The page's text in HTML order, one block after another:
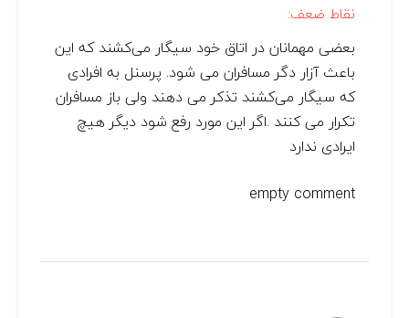
نقاط ضعف:
بعضی مهمانان در اتاق خود سیگار می‌کشند که این
باعث آزار دگر مسافران می شود. پرسنل به افرادی
که سیگار می‌کشند تذکر می دهند ولی باز مسافران
تکرار می کنند .اگر این مورد رفع شود دیگر هیچ
ایرادی ندارد
empty comment